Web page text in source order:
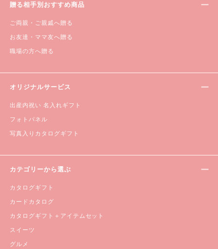
贈る相手別おすすめ商品
ご両親・ご親戚へ贈る
お友達・ママ友へ贈る
職場の方へ贈る
オリジナルサービス
出産内祝い 名入れギフト
フォトパネル
写真入りカタログギフト
カテゴリーから選ぶ
カタログギフト
カードカタログ
カタログギフト＋アイテムセット
スイーツ
グルメ